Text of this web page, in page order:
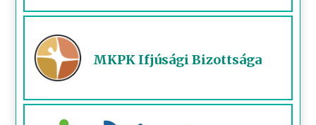
MKPK Ifjúsági Bizottsága